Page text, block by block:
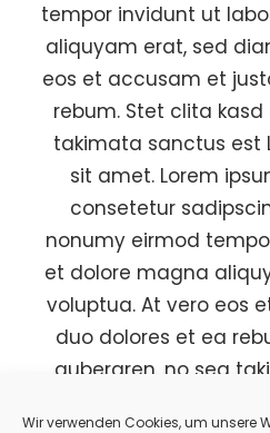
Wir verwenden Cookies, um unsere
tempor invidunt ut
aliquyam erat, sed
eos et accusam et
rebum. Stet clita
takimata sanctus est
sit amet. Lorem
consetetur
nonumy eirmod
et dolore magna
voluptua. At vero eos
duo dolores et ea
gubergren, no sea